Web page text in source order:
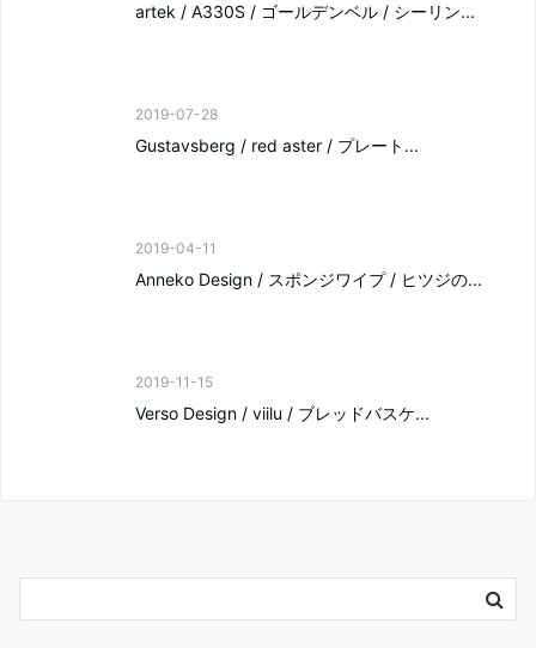
artek / A330S / ゴールデンベル / シーリン...
2019-07-28
Gustavsberg / red aster / プレート...
2019-04-11
Anneko Design / スポンジワイプ / ヒツジの...
2019-11-15
Verso Design / viilu / ブレッドバスケ...